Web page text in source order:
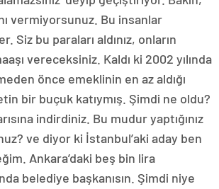
vermiyorsunuz. Bu insanlar
Siz bu paraları aldınız, onların
vereceksiniz. Kaldı ki 2002 yılında
önce emeklinin en az aldığı
bir buçuk katıymış. Şimdi ne oldu?
indirdiniz. Bu mudur yaptığınız
ve diyor ki İstanbul’aki aday ben
Ankara’daki beş bin lira
belediye başkanısın. Şimdi niye